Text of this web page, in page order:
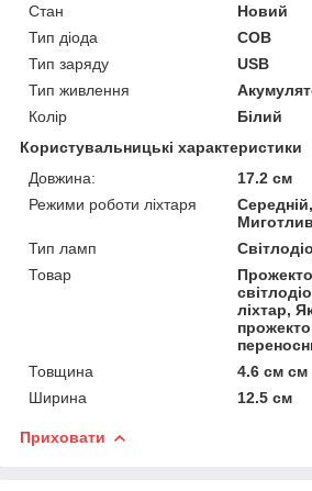
Стан
Новий
Тип діода
COB
Тип заряду
USB
Тип живлення
Колір
Білий
Користувальницькі характеристики
Довжина:
17.2 см
Режими роботи ліхтаря
Тип ламп
Товар
ліхтар,
Товщина
4.6 см см
Ширина
12.5 см
Приховати